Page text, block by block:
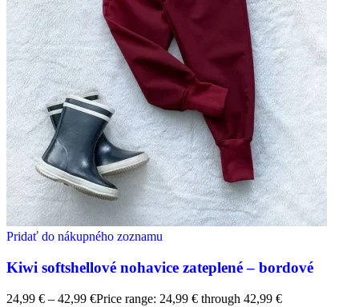
Pridať do nákupného zoznamu
Kiwi softshellové nohavice zateplené – bordové
24,99 € – 42,99 €Price range: 24,99 € through 42,99 €